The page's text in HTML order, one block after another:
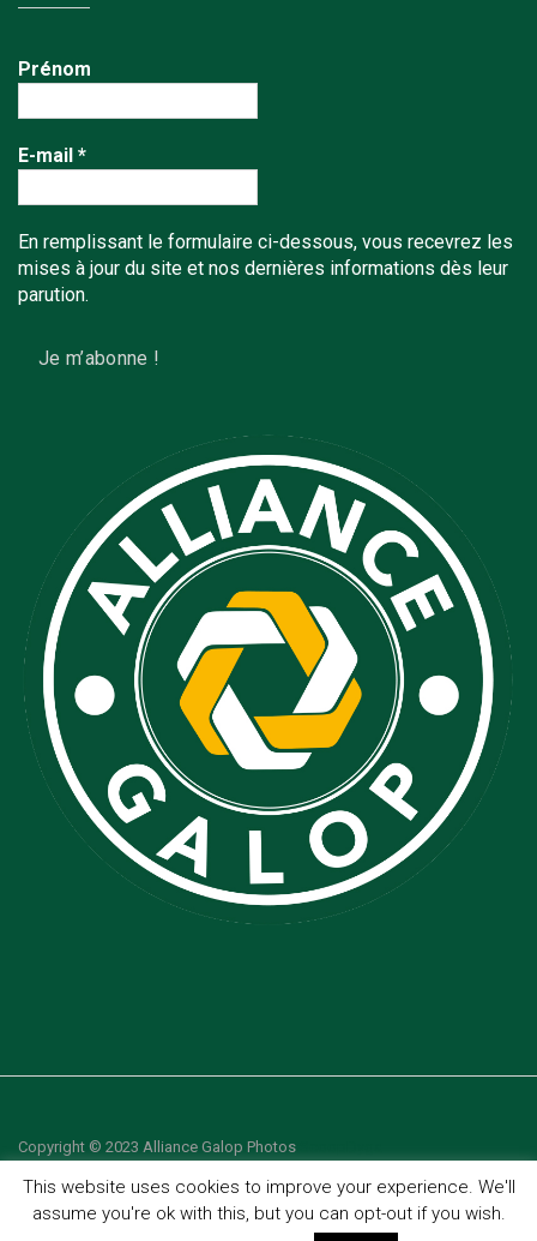
Prénom
E-mail *
En remplissant le formulaire ci-dessous, vous recevrez les
mises à jour du site et nos dernières informations dès leur
parution.
Copyright © 2023 Alliance Galop Photos
This website uses cookies to improve your experience. We'll
assume you're ok with this, but you can opt-out if you wish.